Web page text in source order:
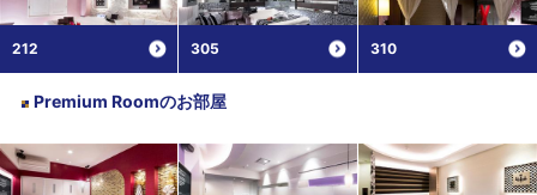
212 305 310
Premium Roomのお部屋